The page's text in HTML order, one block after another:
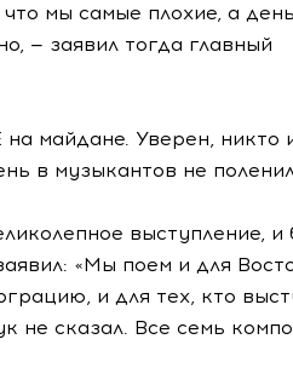
мы самые плохие, а
— заявил тогда главный
майдане. Уверен, никто
в музыкантов не
выступление, и
«Мы поем и для
и для тех, кто
не сказал. Все семь